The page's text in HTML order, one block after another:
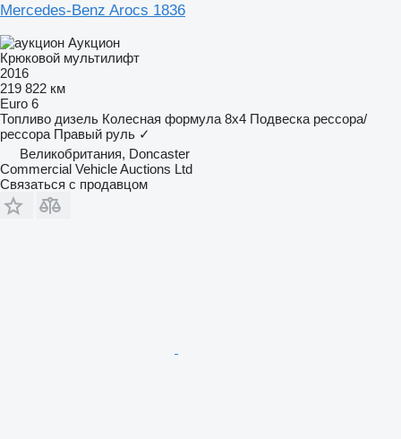
Mercedes-Benz Arocs 1836
Аукцион
Крюковой мультилифт
2016
219 822 км
Euro 6
Топливо дизель Колесная формула 8x4 Подвеска рессора/
рессора Правый руль ✓
Великобритания, Doncaster
Commercial Vehicle Auctions Ltd
Связаться с продавцом